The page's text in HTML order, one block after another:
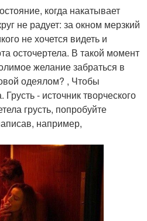
когда накатывает
не радует: за окном мерзкий
не хочется видеть и
осточертела. В такой момент
желание забраться в
одеялом? , Чтобы
- источник творческого
грусть, попробуйте
например,